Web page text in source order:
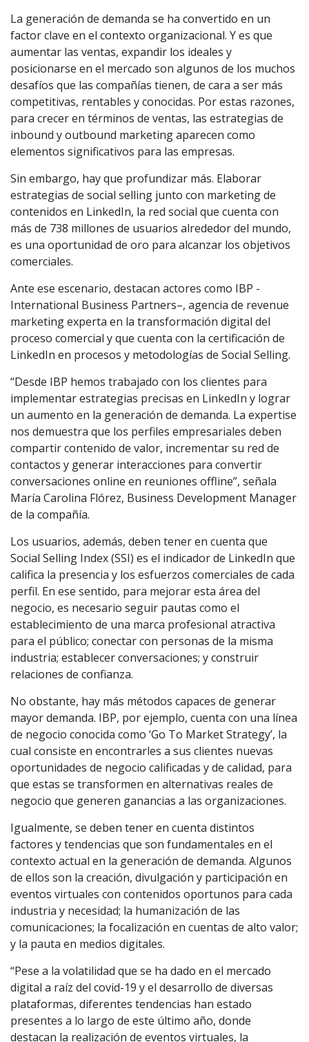
La generación de demanda se ha convertido en un
factor clave en el contexto organizacional. Y es que
aumentar las ventas, expandir los ideales y
posicionarse en el mercado son algunos de los muchos
desafíos que las compañías tienen, de cara a ser más
competitivas, rentables y conocidas. Por estas razones,
para crecer en términos de ventas, las estrategias de
inbound y outbound marketing aparecen como
elementos significativos para las empresas.
Sin embargo, hay que profundizar más. Elaborar
estrategias de social selling junto con marketing de
contenidos en LinkedIn, la red social que cuenta con
más de 738 millones de usuarios alrededor del mundo,
es una oportunidad de oro para alcanzar los objetivos
comerciales.
Ante ese escenario, destacan actores como IBP -
International Business Partners–, agencia de revenue
marketing experta en la transformación digital del
proceso comercial y que cuenta con la certificación de
LinkedIn en procesos y metodologías de Social Selling.
“Desde IBP hemos trabajado con los clientes para
implementar estrategias precisas en LinkedIn y lograr
un aumento en la generación de demanda. La expertise
nos demuestra que los perfiles empresariales deben
compartir contenido de valor, incrementar su red de
contactos y generar interacciones para convertir
conversaciones online en reuniones offline”, señala
María Carolina Flórez, Business Development Manager
de la compañía.
Los usuarios, además, deben tener en cuenta que
Social Selling Index (SSI) es el indicador de LinkedIn que
califica la presencia y los esfuerzos comerciales de cada
perfil. En ese sentido, para mejorar esta área del
negocio, es necesario seguir pautas como el
establecimiento de una marca profesional atractiva
para el público; conectar con personas de la misma
industria; establecer conversaciones; y construir
relaciones de confianza.
No obstante, hay más métodos capaces de generar
mayor demanda. IBP, por ejemplo, cuenta con una línea
de negocio conocida como ‘Go To Market Strategy’, la
cual consiste en encontrarles a sus clientes nuevas
oportunidades de negocio calificadas y de calidad, para
que estas se transformen en alternativas reales de
negocio que generen ganancias a las organizaciones.
Igualmente, se deben tener en cuenta distintos
factores y tendencias que son fundamentales en el
contexto actual en la generación de demanda. Algunos
de ellos son la creación, divulgación y participación en
eventos virtuales con contenidos oportunos para cada
industria y necesidad; la humanización de las
comunicaciones; la focalización en cuentas de alto valor;
y la pauta en medios digitales.
“Pese a la volatilidad que se ha dado en el mercado
digital a raíz del covid-19 y el desarrollo de diversas
plataformas, diferentes tendencias han estado
presentes a lo largo de este último año, donde
destacan la realización de eventos virtuales, la